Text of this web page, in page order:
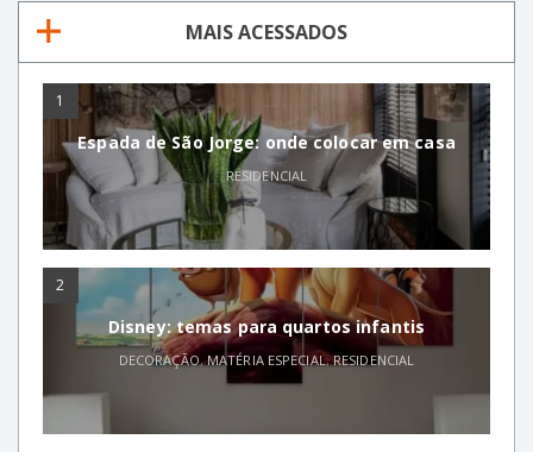
MAIS ACESSADOS
1
Espada de São Jorge: onde colocar em casa
RESIDENCIAL
2
Disney: temas para quartos infantis
DECORAÇÃO,MATÉRIA ESPECIAL,RESIDENCIAL